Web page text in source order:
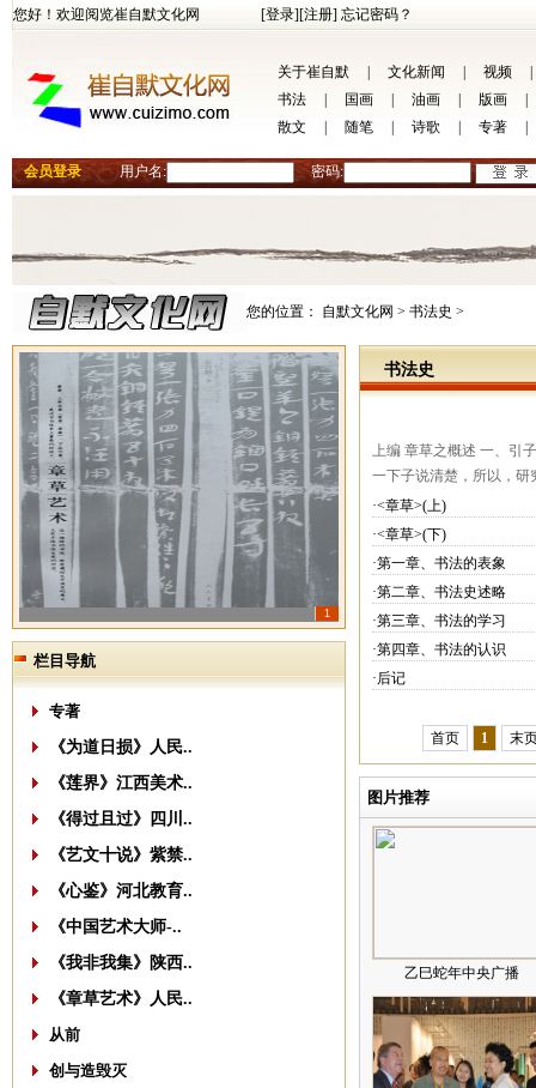
您好！欢迎阅览崔自默文化网 [登录][注册] 忘记密码？
关于崔自默 文化新闻 视频
书法
国画 油画 版画
散文
随笔 诗歌 专著
会员登录 用户名: 密码:
您的位置： 自默文化网 > 书法史 >
1
栏目导航
专著
《为道日损》人民..
《莲界》江西美术..
《得过且过》四川..
《艺文十说》紫禁..
《心鉴》河北教育..
《中国艺术大师-..
《我非我集》陕西..
《章草艺术》人民..
从前
创与造毁灭
书法史
上编 章草之概述 一、引
一下子说清楚，所以，研
·<章草>(上)
·<章草>(下)
·第一章、书法的表象
·第二章、书法史述略
·第三章、书法的学习
·第四章、书法的认识
·后记
首页 1 末
图片推荐
乙巳蛇年中央广播